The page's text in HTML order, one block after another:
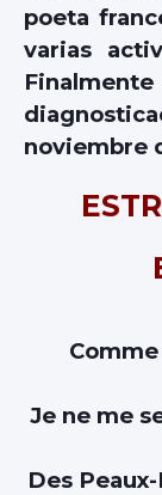
poeta
varias
noviembre
Je ne me
Des